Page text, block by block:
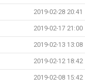
2019-02-28 20:41
2019-02-17 21:00
2019-02-13 13:08
2019-02-12 18:42
2019-02-08 15:42